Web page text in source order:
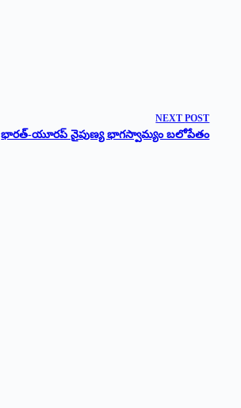
NEXTPOST
భారత్-యూరప్ నైపుణ్య భాగస్వామ్యం బలోపేతం